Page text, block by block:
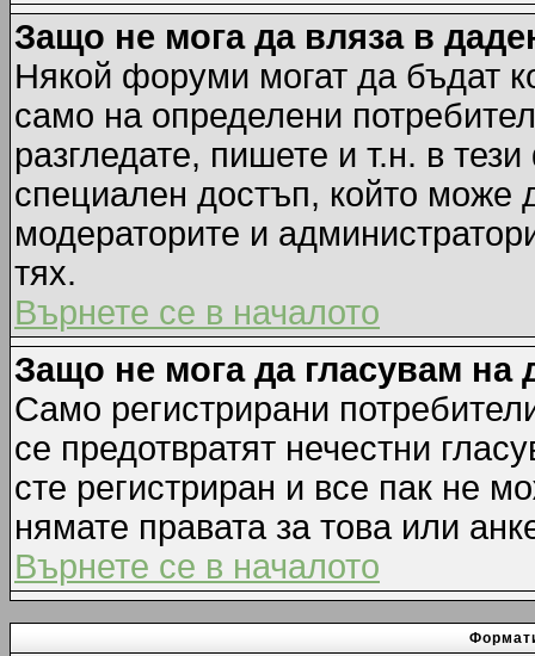
Защо не мога да вляза в
Някой форуми могат да бъдат
само на определени
разгледате, пишете и т.н. в
специален достъп, който може
модераторите и
тях.
Върнете се в началото
Защо не мога да гласувам на
Само регистрирани
се предотвратят нечестни
сте регистриран и все пак не
нямате правата за това или
Върнете се в началото